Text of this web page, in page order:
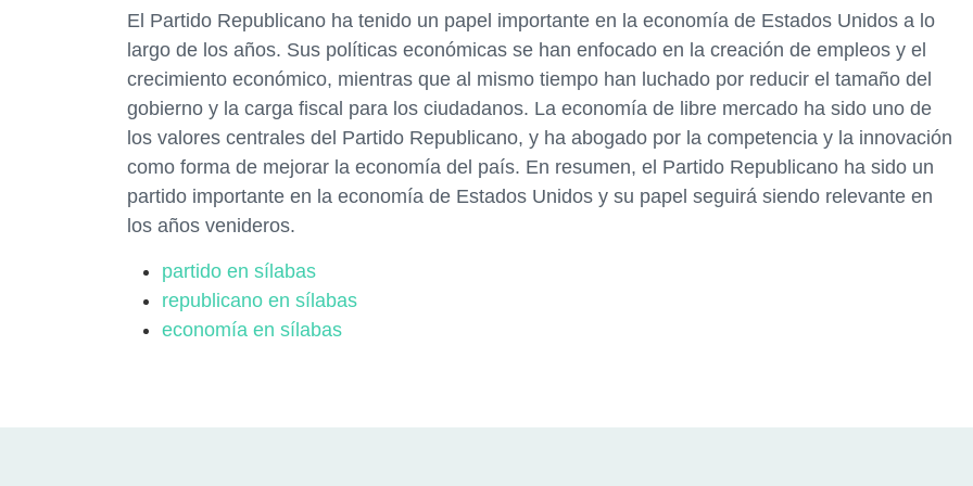
El Partido Republicano ha tenido un papel importante en la economía de Estados Unidos a lo
largo de los años. Sus políticas económicas se han enfocado en la creación de empleos y el
crecimiento económico, mientras que al mismo tiempo han luchado por reducir el tamaño del
gobierno y la carga fiscal para los ciudadanos. La economía de libre mercado ha sido uno de
los valores centrales del Partido Republicano, y ha abogado por la competencia y la innovación
como forma de mejorar la economía del país. En resumen, el Partido Republicano ha sido un
partido importante en la economía de Estados Unidos y su papel seguirá siendo relevante en
los años venideros.
partido en sílabas
republicano en sílabas
economía en sílabas